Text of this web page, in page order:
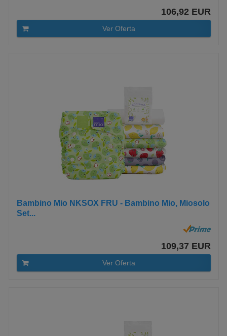
106,92 EUR
Ver Oferta
Bambino Mio NKSOX FRU - Bambino Mio, Miosolo
Set...
109,37 EUR
Ver Oferta